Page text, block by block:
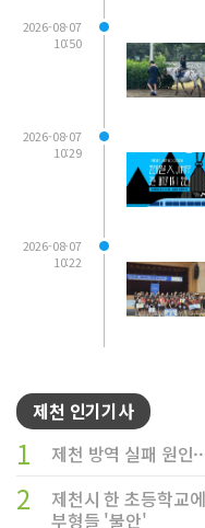
2026-08-07
10:50
2026-08-07
10:29
2026-08-07
10:22
제천 인기기사
1 제천 방역 실패 원인
2
제천시 한 초등학교
부형들 '불안'